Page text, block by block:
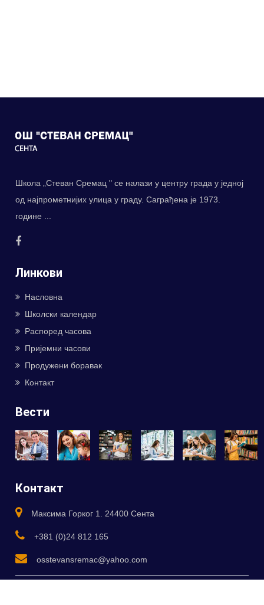
Школа „Стеван Сремац " се налази у центру града у једној
од најпрометнијих улица у граду. Саграђена је 1973.
године ...
Линкови
Насловна
Школски календар
Распоред часова
Пријемни часови
Продужени боравак
Контакт
Вести
Контакт
Максима Горког 1. 24400 Сента
+381 (0)24 812 165
osstevansremac@yahoo.com